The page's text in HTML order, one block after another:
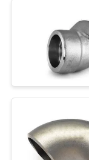
খবর